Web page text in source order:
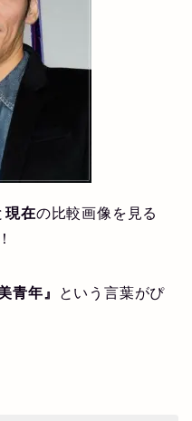
現在の比較画像を見る
青年』
という言葉がぴ